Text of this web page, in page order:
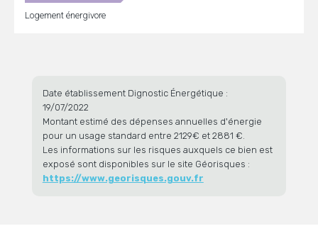
Logement énergivore
Date établissement Dignostic Énergétique :
19/07/2022
Montant estimé des dépenses annuelles d'énergie
pour un usage standard entre 2129€ et 2881 €.
Les informations sur les risques auxquels ce bien est
exposé sont disponibles sur le site Géorisques :
https://www.georisques.gouv.fr